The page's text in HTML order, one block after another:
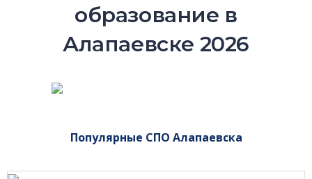
образование в
Алапаевске 2026
Популярные СПО Алапаевска